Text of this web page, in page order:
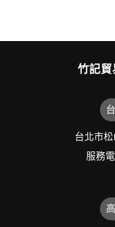
竹記貿
台北市
服務